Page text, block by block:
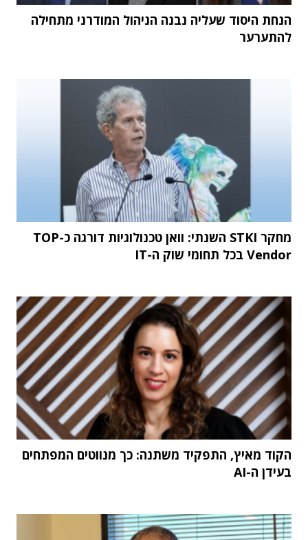
הנחת היסוד שעליה נבנה הניהול המודרני מתחילה
להתערער
מחקר STKI השנתי: וואן טכנולוגיות דורגה כ-TOP
Vendor בכל תחומי שוק ה-IT
הקוד מאיץ, התפקיד משתנה: כך מנווטים המפתחים
בעידן ה-AI